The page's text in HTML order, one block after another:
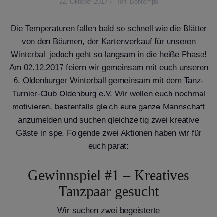
22. Oktober 2017 Toni Bontempo
Die Temperaturen fallen bald so schnell wie die Blätter
von den Bäumen, der Kartenverkauf für unseren
Winterball jedoch geht so langsam in die heiße Phase!
Am 02.12.2017 feiern wir gemeinsam mit euch unseren
6. Oldenburger Winterball gemeinsam mit dem Tanz-
Turnier-Club Oldenburg e.V. Wir wollen euch nochmal
motivieren, bestenfalls gleich eure ganze Mannschaft
anzumelden und suchen gleichzeitig zwei kreative
Gäste in spe. Folgende zwei Aktionen haben wir für
euch parat:
Gewinnspiel #1 – Kreatives
Tanzpaar gesucht
Wir suchen zwei begeisterte